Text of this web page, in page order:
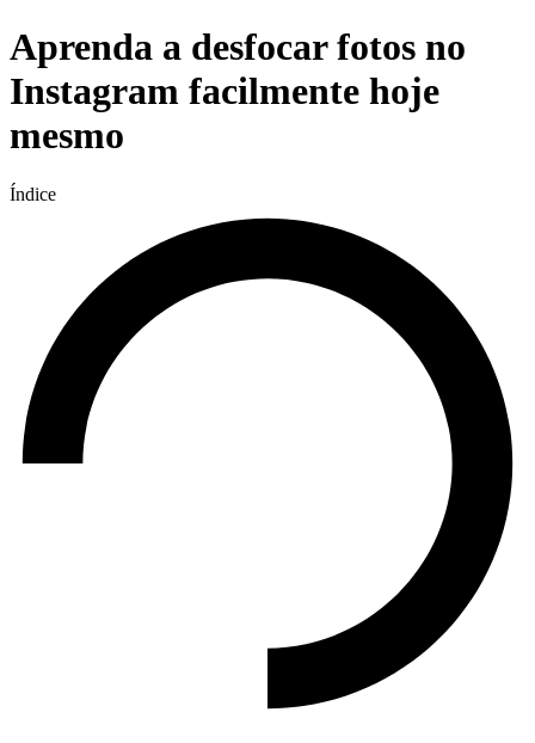
Aprenda a desfocar fotos no
Instagram facilmente hoje
mesmo
Índice